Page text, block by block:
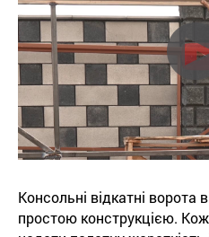
Консольні відкатні ворота
простою конструкцією.